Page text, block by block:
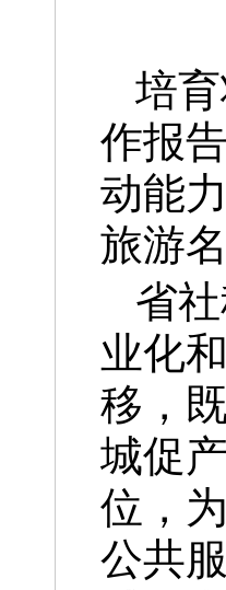
培
作报
动能
旅游名
省
业化
移，
城促
位，
公共